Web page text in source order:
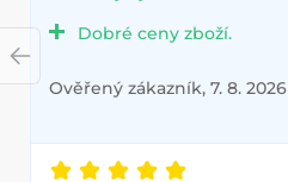
Dobré ceny zboží.
Ověřený zákazník, 7. 8. 2026